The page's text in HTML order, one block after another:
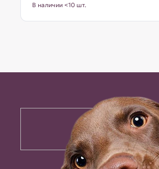
В наличии <10 шт.